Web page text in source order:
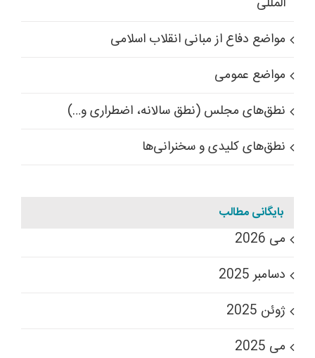
مواضع دفاع از مبانی انقلاب اسلامی
مواضع عمومی
نطق‌های مجلس (نطق سالانه، اضطراری و…)
نطق‌های کلیدی و سخنرانی‌ها
بایگانی مطالب
می 2026
دسامبر 2025
ژوئن 2025
می 2025